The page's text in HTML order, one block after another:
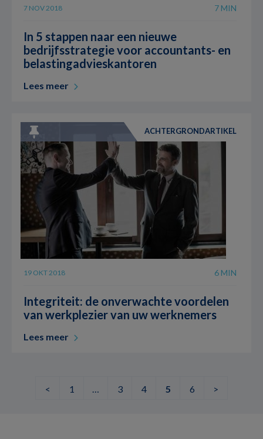
7 NOV 2018 7 MIN
In 5 stappen naar een nieuwe
bedrijfsstrategie voor accountants- en
belastingadvieskantoren
Lees meer
ACHTERGRONDARTIKEL
19 OKT 2018 6 MIN
Integriteit: de onverwachte voordelen
van werkplezier van uw werknemers
Lees meer
< 1 … 3 4 5 6 >